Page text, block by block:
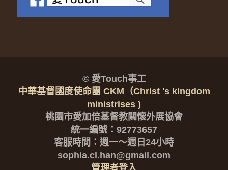
© 愛Touch事工
中華基督國度使命團 CKM（Christ 's kingdom
ministrises )
桃園市愛加倍基督教關懷外展協會
統一編號：92773657
客服時間：週一～週日24小時
sophia.cl.han@gmail.com